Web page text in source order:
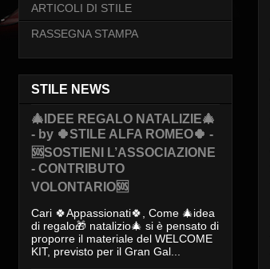
ARTICOLI DI STILE
RASSEGNA STAMPA
STILE NEWS
🎄IDEE REGALO NATALIZIE🎄
- by 🍀STILE ALFA ROMEO🍀 -
🆘SOSTIENI L’ASSOCIAZIONE
- CONTRIBUTO
VOLONTARIO🆘
Cari 🍀Appassionati🍀, Come 🎄idea
di regalo🎁 natalizio🎄 si è pensato di
proporre il materiale del WELCOME
KIT, previsto per il Gran Gal...